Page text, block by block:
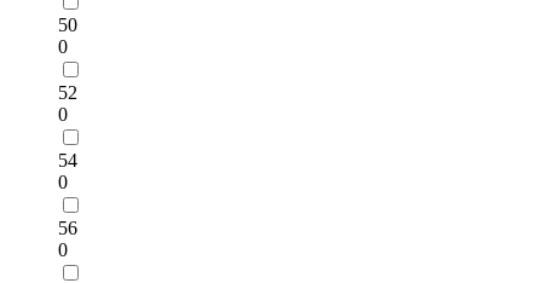
50
0
52
0
54
0
56
0